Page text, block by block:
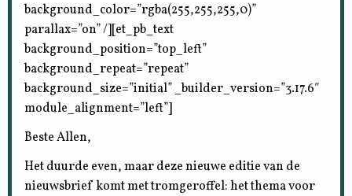
background_color=”rgba(255,255,255,0)”
parallax=”on” /][et_pb_text
background_position=”top_left”
background_repeat=”repeat”
background_size=”initial” _builder_version=”3.17.6″
module_alignment=”left”]
Beste Allen,
Het duurde even, maar deze nieuwe editie van de
nieuwsbrief komt met tromgeroffel: het thema voor